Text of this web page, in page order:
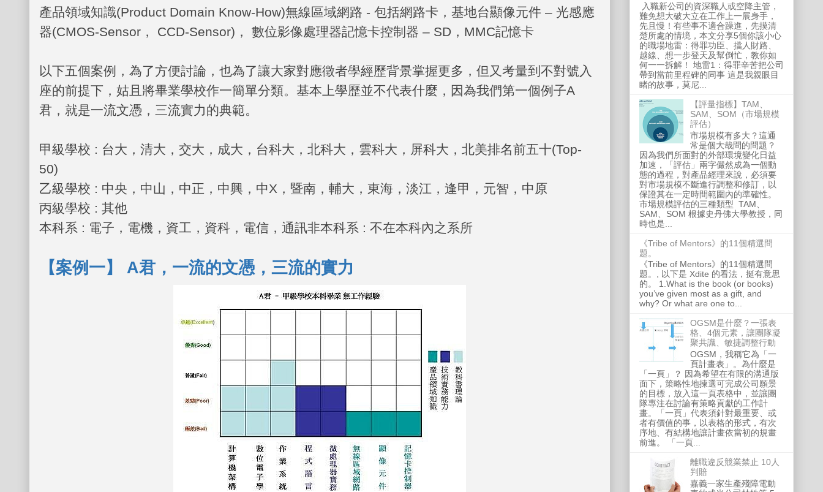
產品領域知識(Product Domain Know-How)無線區域網路 - 包括網路卡，基地台顯像元件 – 光感應
器(CMOS-Sensor ， CCD-Sensor) ， 數位影像處理器記憶卡控制器 – SD ， MMC記憶卡
以下五個案例，為了方便討論，也為了讓大家對應徵者學經歷背景掌握更多，但又考量到不對號入
座的前提下，姑且將畢業學校作一簡單分類。基本上學歷並不代表什麼，因為我們第一個例子A
君，就是一流文憑，三流實力的典範。
甲級學校 : 台大，清大，交大，成大，台科大，北科大，雲科大，屏科大，北美排名前五十(Top-
50)
乙級學校 : 中央，中山，中正，中興，中X ，暨南，輔大，東海，淡江，逢甲，元智，中原
丙級學校 : 其他
本科系 : 電子，電機，資工，資科，電信，通訊非本科系 : 不在本科內之系所
【案例一】 A君，一流的文憑，三流的實力
入職新公司的資深職人或空降主管，
難免想大破大立在工作上一展身手，
先且慢！有些事不適合躁進，先摸清
楚所處的情境，本文分享5個你該小心
的職場地雷：得罪功臣、擋人財路、
越線、想一步登天及幫倒忙，教你如
何一一拆解！ 地雷1：得罪辛苦把公司
帶到當前里程碑的同事 這是我親眼目
睹的故事，莫尼...
【評量指標】TAM、
SAM、SOM（市場規模
評估）
市場規模有多大？這通
常是個大哉問的問題？
因為我們所面對的外部環境變化日益
加速，「評估」兩字儼然成為一個動
態的過程，對產品經理來說，必須要
對市場規模不斷進行調整和修訂，以
保證其在一定時間範圍內的準確性。
市場規模評估的三種類型 TAM、
SAM、SOM 根據史丹佛大學教授，同
時也是...
《Tribe of Mentors》的11個精選問
題。
《Tribe of Mentors》的11個精選問
題。, 以下是 Xdite 的看法，挺有意思
的。 1.What is the book (or books)
you’ve given most as a gift, and
why? Or what are one to...
OGSM是什麼？一張表
格、4個元素，讓團隊凝
聚共識、敏捷調整行動
OGSM，我稱它為「一
頁計畫表」。為什麼是
「一頁」？ 因為希望在有限的溝通版
面下，策略性地揀選可完成公司願景
的目標，放入這一頁表格中，並讓團
隊專注在討論有策略貢獻的工作計
畫。「一頁」代表須針對最重要、或
者有價值的事，以表格的形式，有次
序地、有結構地讓計畫依當初的規畫
前進。 「一頁...
離職違反競業禁止 10人
判賠
嘉義一家生產殘障電動